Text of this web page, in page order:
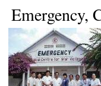
Emergency,